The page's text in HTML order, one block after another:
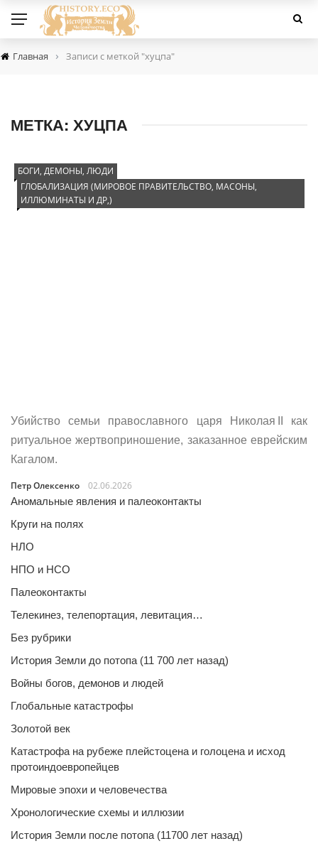
Главная › Записи с меткой "хуцпа"
МЕТКА: ХУЦПА
БОГИ, ДЕМОНЫ, ЛЮДИ
ГЛОБАЛИЗАЦИЯ (МИРОВОЕ ПРАВИТЕЛЬСТВО, МАСОНЫ,
ИЛЛЮМИНАТЫ И ДР,)
Убийство семьи православного царя Николая II как
ритуальное жертвоприношение, заказанное еврейским
Кагалом.
Петр Олексенко
02.06.2026
Аномальные явления и палеоконтакты
Круги на полях
НЛО
НПО и НСО
Палеоконтакты
Телекинез, телепортация, левитация…
Без рубрики
История Земли до потопа (11 700 лет назад)
Войны богов, демонов и людей
Глобальные катастрофы
Золотой век
Катастрофа на рубеже плейстоцена и голоцена и исход
протоиндоевропейцев
Мировые эпохи и человечества
Хронологические схемы и иллюзии
История Земли после потопа (11700 лет назад)